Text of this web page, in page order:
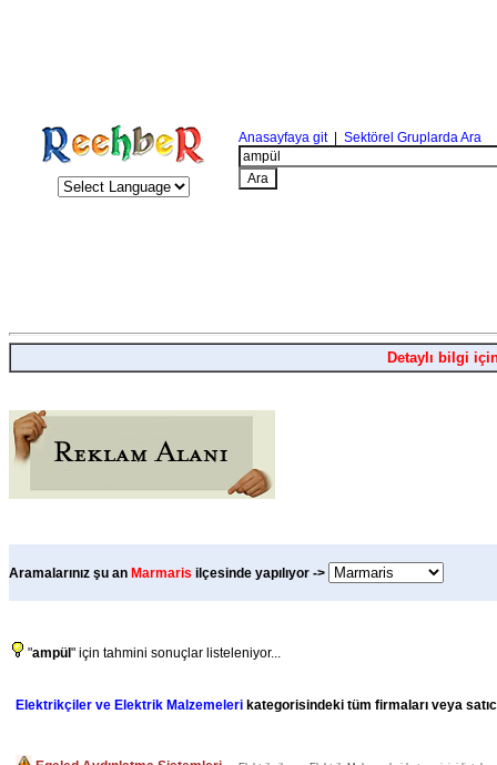
Anasayfaya git| Sektörel Gruplarda Ara
Detaylı bilgi
Aramalarınız şu an Marmaris ilçesinde yapılıyor ->
"ampül " için tahmini sonuçlar listeleniyor...
Elektrikçiler ve Elektrik Malzemeleri kategorisindeki tüm firmaları veya